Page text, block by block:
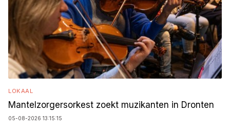
LOKAAL
Mantelzorgersorkest zoekt muzikanten in Dronten
05-08-2026 13:15:15